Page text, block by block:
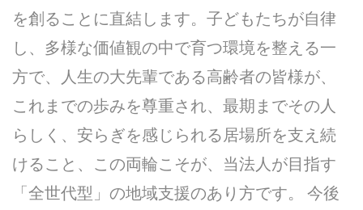
を創ることに直結します。子どもたちが自律
し、多様な価値観の中で育つ環境を整える一
方で、人生の大先輩である高齢者の皆様が、
これまでの歩みを尊重され、最期までその人
らしく、安らぎを感じられる居場所を支え続
けること、この両輪こそが、当法人が目指す
「全世代型」の地域支援のあり方です。 今後